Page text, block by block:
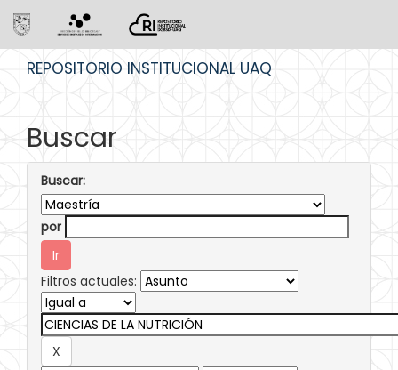
REPOSITORIO INSTITUCIONAL UAQ
Buscar
Buscar:
por
Filtros actuales: